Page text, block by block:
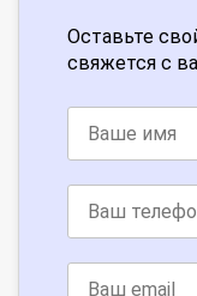
Оставьте
свяжется с